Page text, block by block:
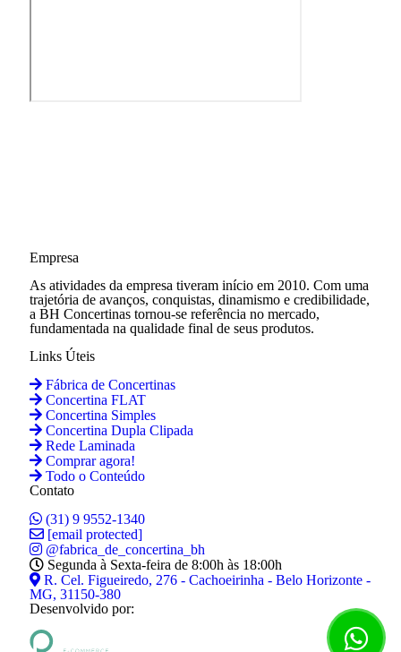
Empresa
As atividades da empresa tiveram início em 2010. Com uma
trajetória de avanços, conquistas, dinamismo e credibilidade,
a BH Concertinas tornou-se referência no mercado,
fundamentada na qualidade final de seus produtos.
Links Úteis
Fábrica de Concertinas
Concertina FLAT
Concertina Simples
Concertina Dupla Clipada
Rede Laminada
Comprar agora!
Todo o Conteúdo
Contato
(31) 9 9552-1340
[email protected]
@fabrica_de_concertina_bh
Segunda à Sexta-feira de 8:00h às 18:00h
R. Cel. Figueiredo, 276 - Cachoeirinha - Belo Horizonte -
MG, 31150-380
Desenvolvido por: